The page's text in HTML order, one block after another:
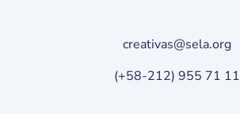
creativas@sela.org
(+58-212) 955 71 11